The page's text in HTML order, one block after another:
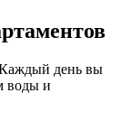
день вы
воды и